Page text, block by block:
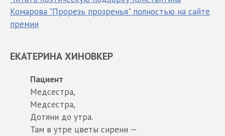
Комарова "Прорезь прозренья" полностью на сайте
премии
ЕКАТЕРИНА ХИНОВКЕР
Пациент
Медсестра,
Медсестра,
Дотяни до утра.
Там в утре цветы сирени —